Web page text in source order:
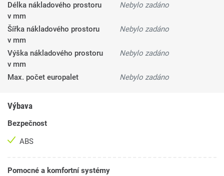
Délka nákladového prostoru
v mm
Nebylo zadáno
Šířka nákladového prostoru
v mm
Nebylo zadáno
Výška nákladového prostoru
v mm
Nebylo zadáno
Max. počet europalet Nebylo zadáno
Výbava
Bezpečnost
ABS
Pomocné a komfortní systémy